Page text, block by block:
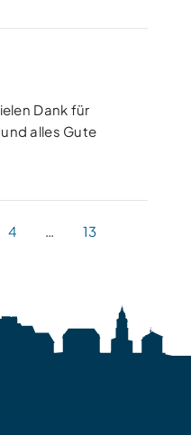
Dank für
alles Gute
4 … 13